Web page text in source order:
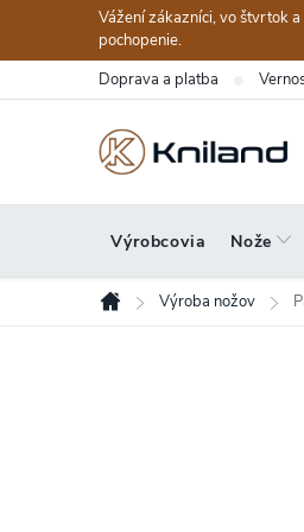
obsah
Vážení zákazníci, vo štvrtok
pochopenie.
Doprava a platba
Výrobcovia Nože
Domov
Výroba nožov